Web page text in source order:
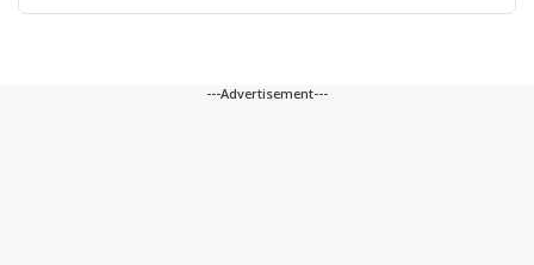
---Advertisement---